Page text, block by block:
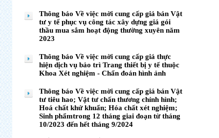
Thông báo Về việc mời cung cấp giá bán Vật
tư y tế phục vụ công tác xây dựng giá gói
thầu mua sắm hoạt động thường xuyên năm
2023
Thông báo Về việc mời cung cấp giá thực
hiện dịch vụ bảo trì Trang thiết bị y tế thuộc
Khoa Xét nghiệm - Chẩn đoán hình ảnh
Thông báo Về việc mời cung cấp giá bán Vật
tư tiêu hao; Vật tư chấn thương chỉnh hình;
Hoá chất khử khuẩn; Hóa chất xét nghiệm;
Sinh phẩmtrong 12 tháng giai đoạn từ tháng
10/2023 đến hết tháng 9/2024